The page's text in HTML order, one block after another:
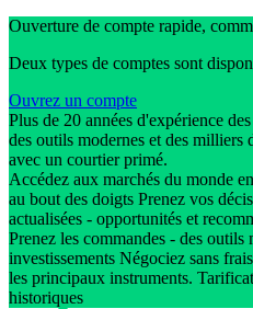
Ouverture de compte rapide,
Deux types de comptes sont
Ouvrez un compte
Plus de 20 années d'expérience
des outils modernes et des milliers
avec un courtier primé.
Accédez aux marchés du monde
au bout des doigts Prenez vos
actualisées - opportunités et
Prenez les commandes - des
investissements Négociez sans
les principaux instruments.
historiques